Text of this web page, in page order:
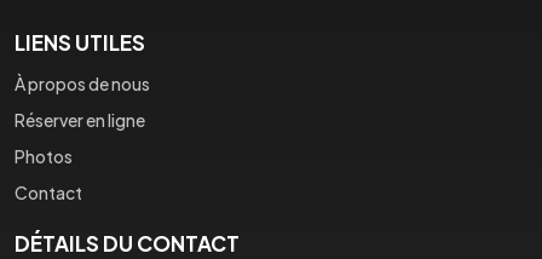
LIENS UTILES
À propos de nous
Réserver en ligne
Photos
Contact
DÉTAILS DU CONTACT